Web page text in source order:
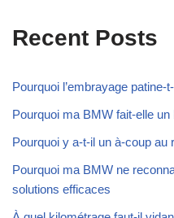
Recent Posts
Pourquoi l’embrayage patine-
Pourquoi ma BMW fait-elle
Pourquoi y a-t-il un à-coup au
Pourquoi ma BMW ne
solutions efficaces